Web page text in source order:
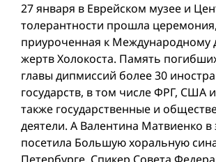
27 января в Еврейском музее и
толерантности прошла церемония,
приуроченная к Международному
жертв Холокоста. Память
главы дипмиссий более 30
государств, в том числе ФРГ, США
также государственные и
деятели. А Валентина Матвиенко в
посетила Большую хоральную